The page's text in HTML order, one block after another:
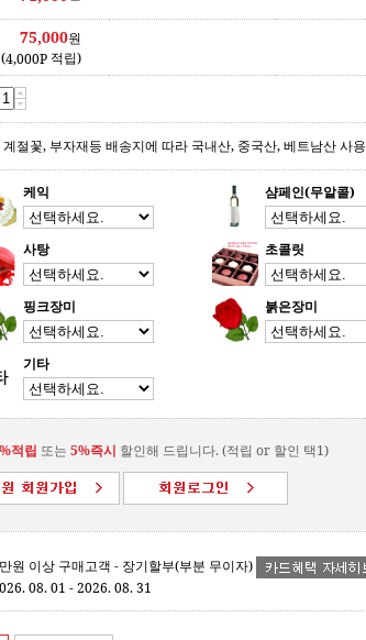
75,000원
(4,000P 적립)
계절꽃, 부자재등 배송지에 따라 국내산, 중국산, 베트남산 사용
케익 샴페인(무알콜)
사탕 초콜릿
핑크장미 붉은장미
기타
적립 또는 5%즉시 할인해 드립니다. (적립 or 할인 택1)
원 이상 구매고객 - 장기할부(부분 무이자)
08. 01 - 2026. 08. 31